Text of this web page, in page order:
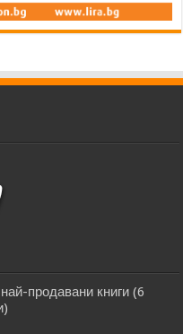
продавани книги (6